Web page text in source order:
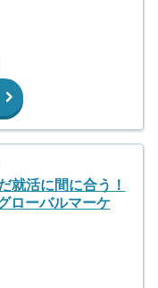
就活に間に合う！
ローバルマーケ